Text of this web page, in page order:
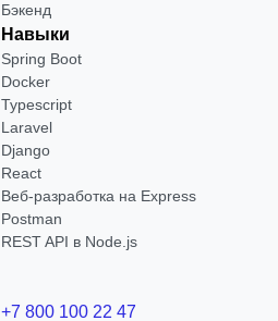
Бэкенд
Навыки
Spring Boot
Docker
Typescript
Laravel
Django
React
Веб-разработка на Express
Postman
REST API в Node.js
+7 800 100 22 47